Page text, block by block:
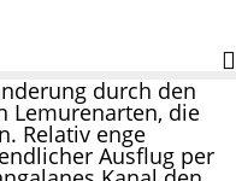
durch den
Lemurenarten, die
Relativ enge
Ausflug per